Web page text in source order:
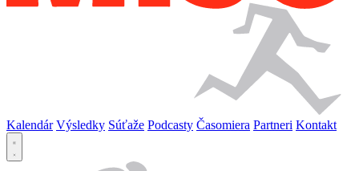
Kalendár Výsledky Súťaže Podcasty Časomiera Partneri Kontakt